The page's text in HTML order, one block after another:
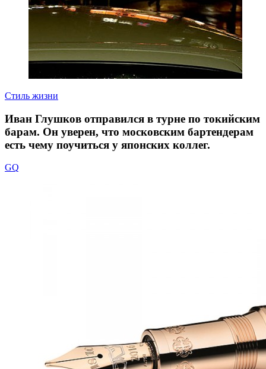
Стиль жизни
Иван Глушков отправился в турне по токийским
барам. Он уверен, что московским бартендерам
есть чему поучиться у японских коллег.
GQ